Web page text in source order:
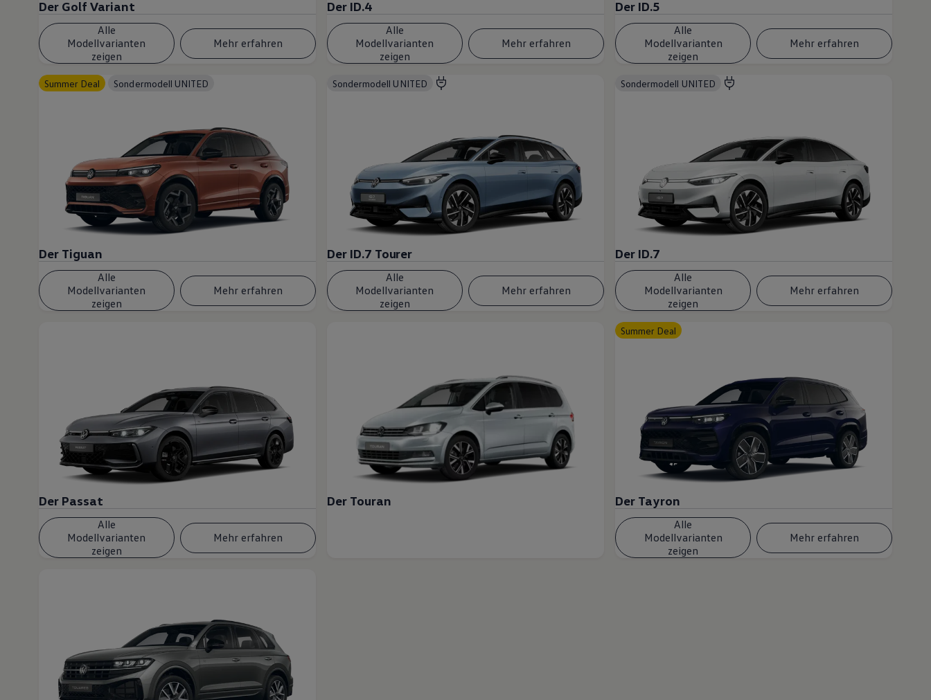
Der Golf Variant
Alle
Modellvarianten
zeigen
Mehr erfahren
Der ID.4
Alle
Modellvarianten
zeigen
Mehr erfahren
Der ID.5
Alle
Modellvarianten
zeigen
Mehr erfahren
Summer Deal Sondermodell UNITED
Der Tiguan
Alle
Modellvarianten
zeigen
Mehr erfahren
Sondermodell UNITED
Der ID.7 Tourer
Alle
Modellvarianten
zeigen
Mehr erfahren
Sondermodell UNITED
Der ID.7
Alle
Modellvarianten
zeigen
Mehr erfahren
Der Passat
Alle
Modellvarianten
zeigen
Mehr erfahren
Der Touran
Summer Deal
Der Tayron
Alle
Modellvarianten
zeigen
Mehr erfahren